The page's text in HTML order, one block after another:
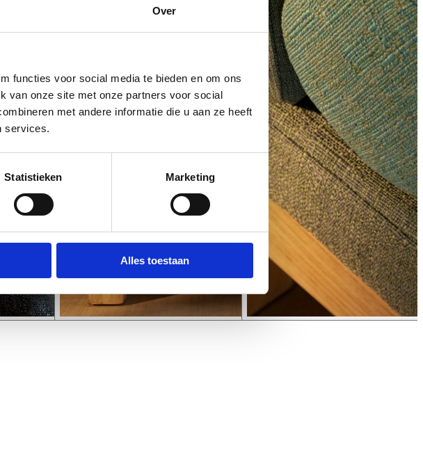
Over
functies voor social media te bieden en om ons
van onze site met onze partners voor social
met andere informatie die u aan ze heeft
services.
Statistieken Marketing
Alles toestaan